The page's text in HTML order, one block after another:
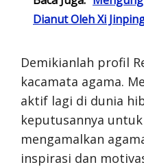
Dianut Oleh Xi
Demikianlah profil
kacamata agama.
aktif lagi di dunia
keputusannya
mengamalkan
inspirasi dan